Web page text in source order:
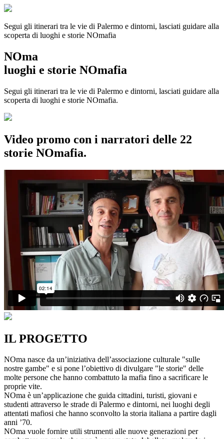
Segui gli itinerari tra le vie di Palermo e dintorni, lasciati guidare alla
scoperta di luoghi e storie NOmafia
NOma
luoghi e storie NOmafia
Segui gli itinerari tra le vie di Palermo e dintorni, lasciati guidare alla
scoperta di luoghi e storie NOmafia.
Video promo con i narratori delle 22
storie NOmafia.
IL PROGETTO
NOma nasce da un’iniziativa dell’associazione culturale "sulle
nostre gambe" e si pone l’obiettivo di divulgare "le storie" delle
molte persone che hanno combattuto la mafia fino a sacrificare le
proprie vite.
NOma è un’applicazione che guida cittadini, turisti, giovani e
studenti attraverso le strade di Palermo e dintorni, nei luoghi degli
attentati mafiosi che hanno sconvolto la storia italiana a partire dagli
anni ’70.
NOma vuole fornire utili strumenti alle nuove generazioni per